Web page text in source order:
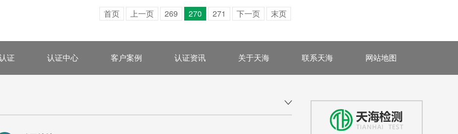
首页 上一页 269 270 271 下一页 末页
证 认证中心 客户案例 认证资讯 关于天海 联系天海 网站地图